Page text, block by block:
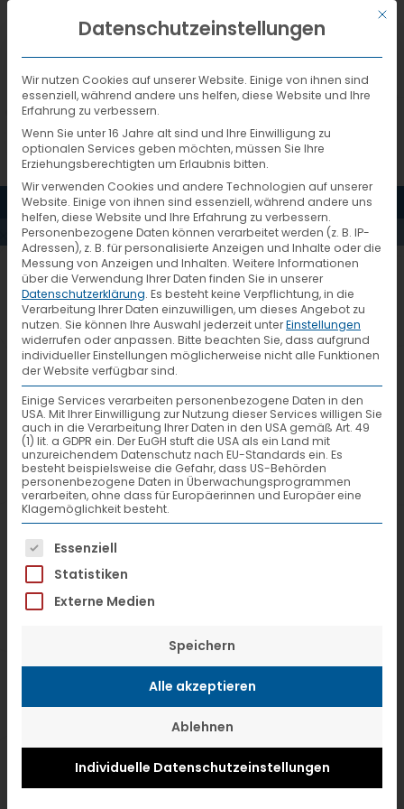
DEUTSCH
MENÜ
PRESSEMELDUNGEN
15. VTL-Systemtreffen –
erstmals digital
Fulda, 10.12.2020 – Die VTL Vernetzte-
Transport-Logistik GmbH hat Anfang
Dezember ihr 15. Systemtreffen
veranstaltet – und zwar erstmals als
Online-Event. Neben der Verleihung
der diesjährigen Partner-Awards,
erhielten die mehr als 100 Teilnehmer
einen Einblick in den aktuellen Stand
des Zukunftsprojektes „VTL Next“.
Gleich zu Beginn der Veranstaltung
hatte die VTL-Spitze eine gute
Nachricht für die Partner: „Trotz der
herausfordernden Situation lassen wir
uns nicht unterkriegen“, sagte
Geschäftsführer Andreas Jäschke.
Mit
Datenschutzeinstellungen
Wir nutzen Cookies auf unserer Website. Einige von ihnen sind
essenziell, während andere uns helfen, diese Website und Ihre
Erfahrung zu verbessern.
Wenn Sie unter 16 Jahre alt sind und Ihre Einwilligung zu
optionalen Services geben möchten, müssen Sie Ihre
Erziehungsberechtigten um Erlaubnis bitten.
Wir verwenden Cookies und andere Technologien auf unserer
Website. Einige von ihnen sind essenziell, während andere uns
helfen, diese Website und Ihre Erfahrung zu verbessern.
Personenbezogene Daten können verarbeitet werden (z. B. IP-
Adressen), z. B. für personalisierte Anzeigen und Inhalte oder die
Messung von Anzeigen und Inhalten. Weitere Informationen
über die Verwendung Ihrer Daten finden Sie in unserer
Datenschutzerklärung. Es besteht keine Verpflichtung, in die
Verarbeitung Ihrer Daten einzuwilligen, um dieses Angebot zu
nutzen. Sie können Ihre Auswahl jederzeit unterEinstellungen
widerrufen oder anpassen. Bitte beachten Sie, dass aufgrund
individueller Einstellungen möglicherweise nicht alle Funktionen
der Website verfügbar sind.
Einige Services verarbeiten personenbezogene Daten in den
USA. Mit Ihrer Einwilligung zur Nutzung dieser Services willigen Sie
auch in die Verarbeitung Ihrer Daten in den USA gemäß Art. 49
(1) lit. a GDPR ein. Der EuGH stuft die USA als ein Land mit
unzureichendem Datenschutz nach EU-Standards ein. Es
besteht beispielsweise die Gefahr, dass US-Behörden
personenbezogene Daten in Überwachungsprogrammen
verarbeiten, ohne dass für Europäerinnen und Europäer eine
Klagemöglichkeit besteht.
Es folgt eine Liste der Service-Gruppen,
Essenziell
Statistiken
Externe Medien
Speichern
Alle akzeptieren
Ablehnen
Individuelle Datenschutzeinstellungen